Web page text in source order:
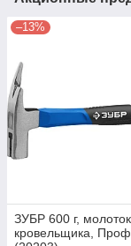
–13%
ЗУБР 600 г, молоток
кровельщика,